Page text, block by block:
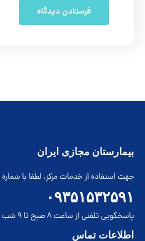
بیمارستان مجازی ایران
جهت استفاده از خدمات مرکز، لطفا با
۰۹۳۵۱۵۳۲۵۹۱
پاسخگویی تلفنی از ساعت 8 صبح تا 9 شب
اطلاعات تماس